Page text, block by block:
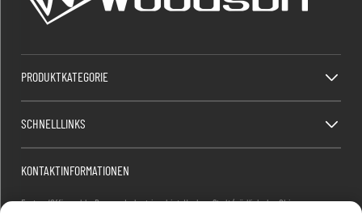
PRODUKTKATEGORIE
SCHNELLLINKS
KONTAKTINFORMATIONEN
Factory/Office add : Dawang Industriegebiet, Heshan Stadt (südlich der China